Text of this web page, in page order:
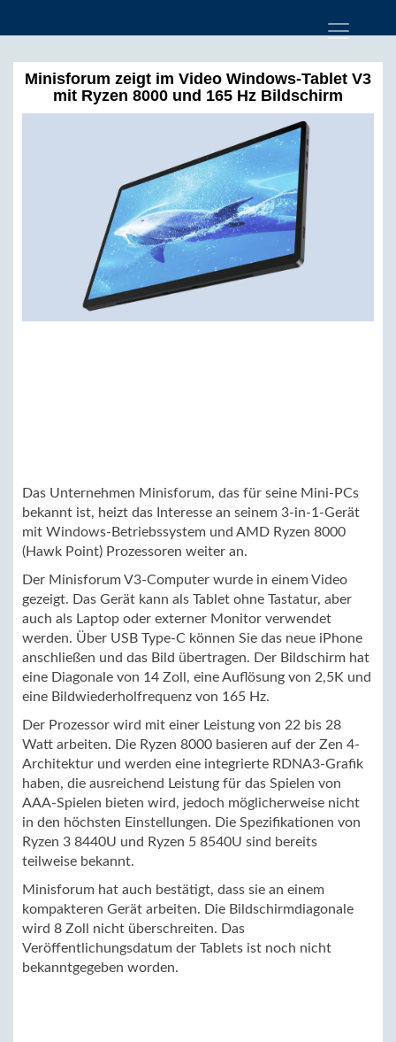
Minisforum zeigt im Video Windows-Tablet V3
mit Ryzen 8000 und 165 Hz Bildschirm
Das Unternehmen Minisforum, das für seine Mini-PCs
bekannt ist, heizt das Interesse an seinem 3-in-1-Gerät
mit Windows-Betriebssystem und AMD Ryzen 8000
(Hawk Point) Prozessoren weiter an.
Der Minisforum V3-Computer wurde in einem Video
gezeigt. Das Gerät kann als Tablet ohne Tastatur, aber
auch als Laptop oder externer Monitor verwendet
werden. Über USB Type-C können Sie das neue iPhone
anschließen und das Bild übertragen. Der Bildschirm hat
eine Diagonale von 14 Zoll, eine Auflösung von 2,5K und
eine Bildwiederholfrequenz von 165 Hz.
Der Prozessor wird mit einer Leistung von 22 bis 28
Watt arbeiten. Die Ryzen 8000 basieren auf der Zen 4-
Architektur und werden eine integrierte RDNA3-Grafik
haben, die ausreichend Leistung für das Spielen von
AAA-Spielen bieten wird, jedoch möglicherweise nicht
in den höchsten Einstellungen. Die Spezifikationen von
Ryzen 3 8440U und Ryzen 5 8540U sind bereits
teilweise bekannt.
Minisforum hat auch bestätigt, dass sie an einem
kompakteren Gerät arbeiten. Die Bildschirmdiagonale
wird 8 Zoll nicht überschreiten. Das
Veröffentlichungsdatum der Tablets ist noch nicht
bekanntgegeben worden.